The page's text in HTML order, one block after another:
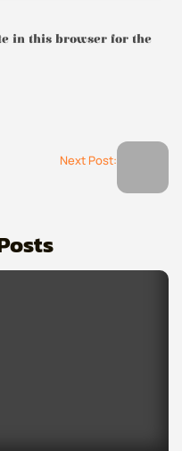
in this browser for the
Next Post: